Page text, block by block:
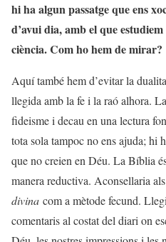
hi ha algun passatge que ens
d’avui dia, amb el que
ciència. Com ho hem de mirar?
Aquí també hem d’evitar la
llegida amb la fe i la raó alhora.
fideisme i decau en una lectura
tota sola tampoc no ens ajuda; hi
que no creien en Déu. La Bíblia
manera reductiva. Aconsellaria
divina com a mètode fecund.
comentaris al costat del diari on